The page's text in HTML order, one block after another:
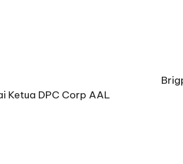
Ketua DPC Corp AAL